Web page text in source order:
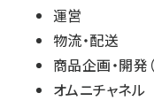
運営
物流・配送
商品企画・開発
オムニチャネル